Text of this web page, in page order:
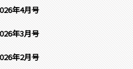
年4月号
年3月号
年2月号